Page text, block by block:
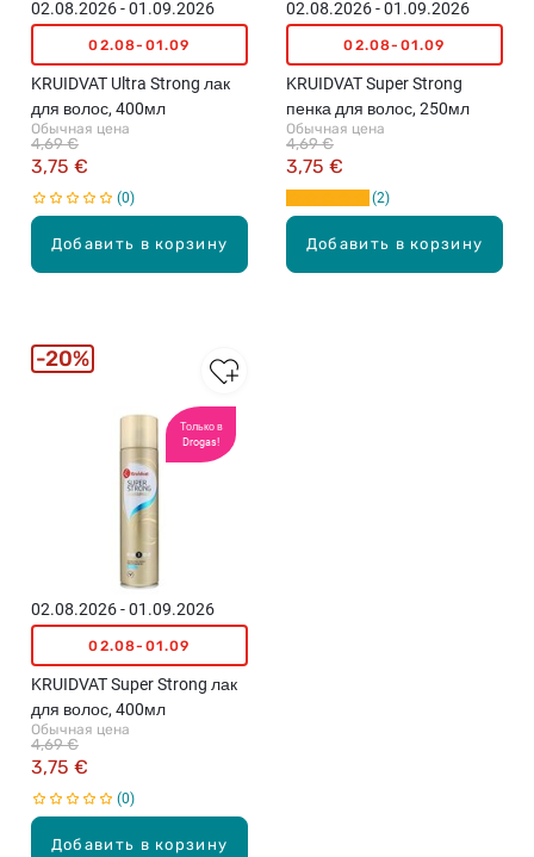
Добавить в корзину
02.08.2026 - 01.09.2026
02.08-01.09
KRUIDVAT Ultra Strong лак
для волос, 400мл
Обычная цена
3,75 €
4,69 €
0
Добавить в корзину
02.08.2026 - 01.09.2026
02.08-01.09
KRUIDVAT Super Strong
пенка для волос, 250мл
Обычная цена
3,75 €
4,69 €
2
Только в
Drogas!
Добавить в корзину
02.08.2026 - 01.09.2026
02.08-01.09
KRUIDVAT Super Strong лак
для волос, 400мл
Обычная цена
3,75 €
4,69 €
0
20%